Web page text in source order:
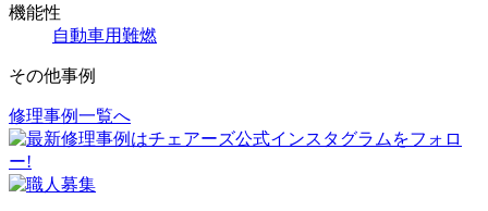
機能性
自動車用難燃
その他事例
投
稿
ナ
修理事例一覧へ